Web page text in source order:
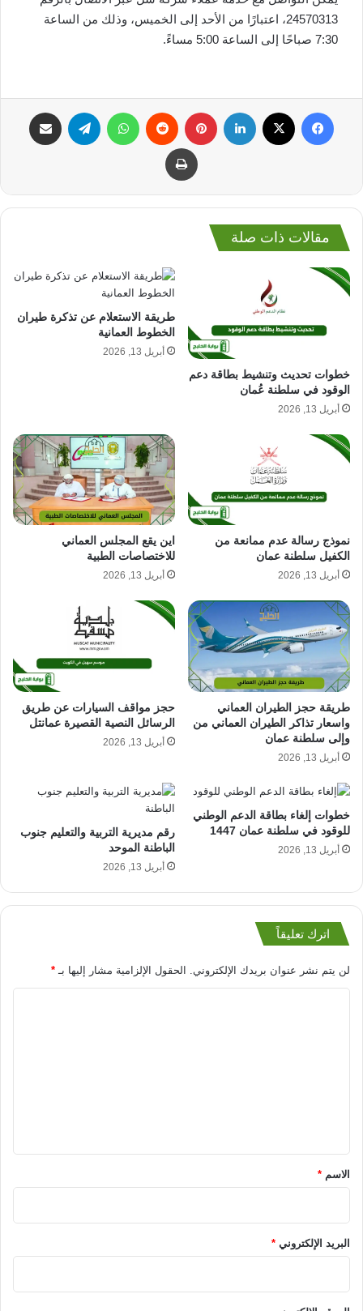
24570313، اعتبارًا من الأحد إلى الخميس، وذلك من الساعة
7:30 صباحًا إلى الساعة 5:00 مساءً.
فيسبوك لينكدإن بينتيريست واتساب تيلقرام
طباعة
مقالات ذات صلة
خطوات تحديث وتنشيط بطاقة دعم
الوقود في سلطنة عُمان
أبريل 13, 2026
طريقة الاستعلام عن تذكرة طيران
الخطوط العمانية
أبريل 13, 2026
نموذج رسالة عدم ممانعة من
الكفيل سلطنة عمان
أبريل 13, 2026
اين يقع المجلس العماني
للاختصاصات الطبية
أبريل 13, 2026
طريقة حجز الطيران العماني
واسعار تذاكر الطيران العماني من
وإلى سلطنة عمان
أبريل 13, 2026
حجز مواقف السيارات عن طريق
الرسائل النصية القصيرة عمانتل
أبريل 13, 2026
خطوات إلغاء بطاقة الدعم الوطني
للوقود في سلطنة عمان 1447
أبريل 13, 2026
رقم مديرية التربية والتعليم جنوب
الباطنة الموحد
أبريل 13, 2026
اترك تعليقاً
لن يتم نشر عنوان بريدك الإلكتروني. الحقول الإلزامية مشار إليها بـ *
*الاسم *
البريد الإلكتروني *